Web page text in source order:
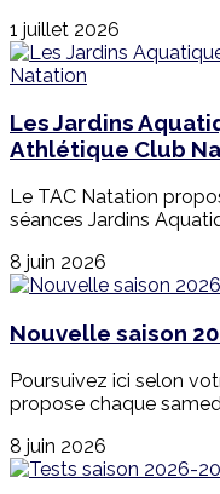
1 juillet 2026
Les Jardins
Athlétique Club
Le TAC Natation
séances Jardins
8 juin 2026
Nouvelle saison
Poursuivez ici selon
propose chaque
8 juin 2026